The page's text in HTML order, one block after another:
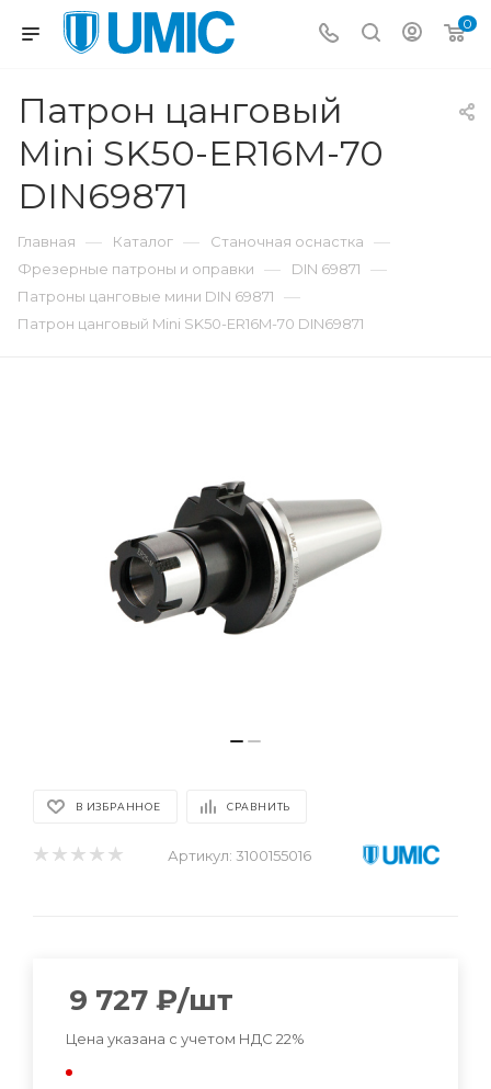
0
Патрон цанговый
Mini SK50-ER16M-70
DIN69871
Главная — Каталог — Станочная оснастка —
Фрезерные патроны и оправки — DIN 69871 —
Патроны цанговые мини DIN 69871 —
Патрон цанговый Mini SK50-ER16M-70 DIN69871
В ИЗБРАННОЕ СРАВНИТЬ
Артикул: 3100155016
9 727 ₽/шт
Цена указана с учетом НДС 22%